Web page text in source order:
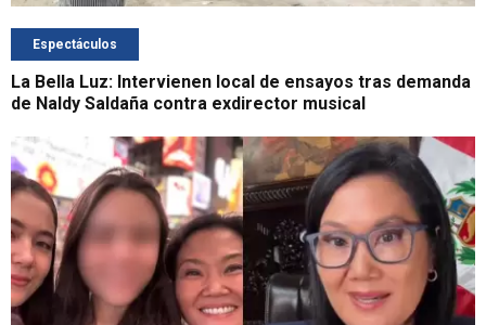
Espectáculos
La Bella Luz: Intervienen local de ensayos tras demanda
de Naldy Saldaña contra exdirector musical